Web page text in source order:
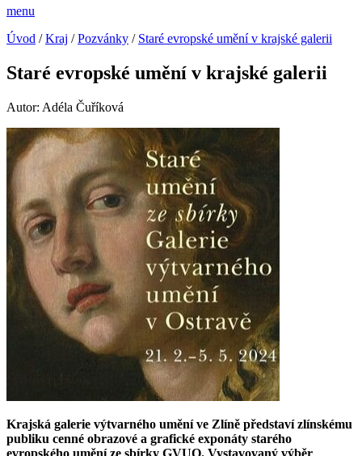
menu
Úvod /Kraj /Pozvánky / Staré evropské umění v krajské galerii
Staré evropské umění v krajské galerii
Autor: Adéla Čuříková
Krajská galerie výtvarného umění ve Zlíně představí zlínskému
publiku cenné obrazové a grafické exponáty starého
evropského umění ze sbírky GVUO. Vystavovaný výběr